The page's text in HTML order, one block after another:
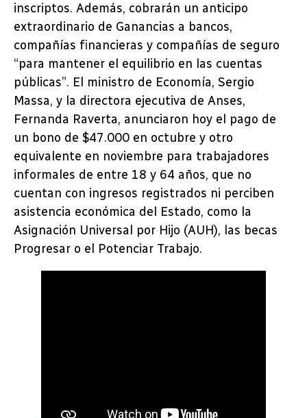
inscriptos. Además, cobrarán un anticipo
extraordinario de Ganancias a bancos,
compañías financieras y compañías de seguro
“para mantener el equilibrio en las cuentas
públicas”. El ministro de Economía, Sergio
Massa, y la directora ejecutiva de Anses,
Fernanda Raverta, anunciaron hoy el pago de
un bono de $47.000 en octubre y otro
equivalente en noviembre para trabajadores
informales de entre 18 y 64 años, que no
cuentan con ingresos registrados ni perciben
asistencia económica del Estado, como la
Asignación Universal por Hijo (AUH), las becas
Progresar o el Potenciar Trabajo.